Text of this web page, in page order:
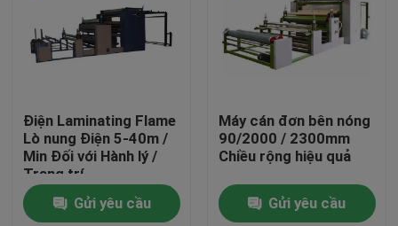
Điện Laminating Flame
Lò nung Điện 5-40m /
Min Đối với Hành lý /
Trang trí
Gửi yêu cầu
Máy cán đơn bên nóng
90/2000 / 2300mm
Chiều rộng hiệu quả
Gửi yêu cầu